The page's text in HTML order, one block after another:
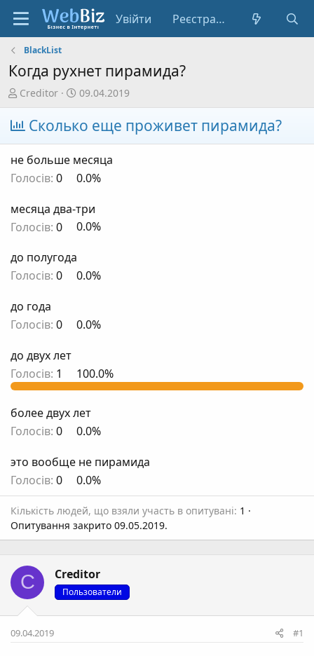
Увійти Реєстрація
BlackList
Когда рухнет пирамида?
А
в
т
т
е
и
Creditor
Д
а
т
т
в
р
е
я
09.04.2019
Сколько еще проживет пирамида?
не больше месяца
Голосів: 0
0.0%
месяца два-три
Голосів: 0
0.0%
до полугода
Голосів: 0
0.0%
до года
Голосів: 0
0.0%
до двух лет
Голосів: 1 100.0%
более двух лет
Голосів: 0
0.0%
это вообще не пирамида
Голосів: 0 0.0%
Кількість людей, що взяли участь в опитувані 1
Опитування закрито 09.05.2019.
C Creditor
Пользователи
09.04.2019 #1